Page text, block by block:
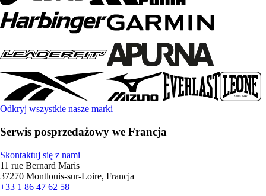
Odkryj wszystkie nasze marki
Serwis posprzedażowy we Francja
Skontaktuj się z nami
11 rue Bernard Maris
37270 Montlouis-sur-Loire, Francja
+33 1 86 47 62 58